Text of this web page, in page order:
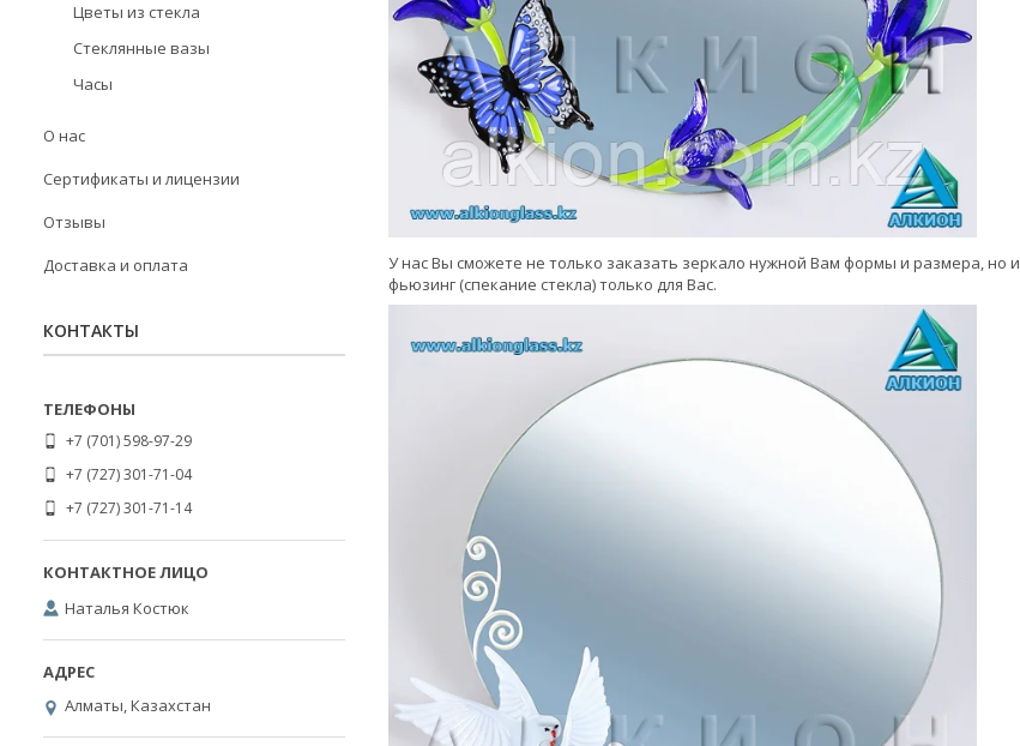
У нас Вы сможете не только заказать зеркало нужной Вам формы и размера, но
фьюзинг (спекание стекла) только для Вас.
Цветы из стекла
Стеклянные вазы
Часы
О нас
Сертификаты и лицензии
Отзывы
Доставка и оплата
КОНТАКТЫ
+7 (701) 598-97-29
+7 (727) 301-71-04
+7 (727) 301-71-14
Наталья Костюк
Алматы, Казахстан